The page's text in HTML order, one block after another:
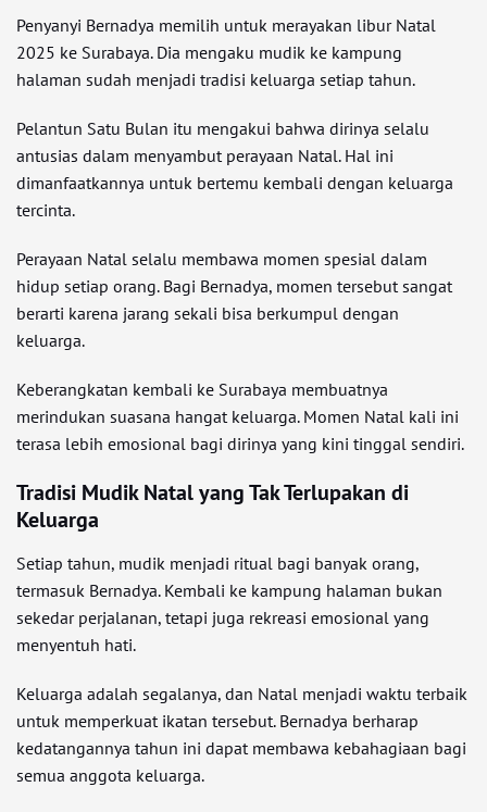
Penyanyi Bernadya memilih untuk merayakan libur Natal
2025 ke Surabaya. Dia mengaku mudik ke kampung
halaman sudah menjadi tradisi keluarga setiap tahun.
Pelantun Satu Bulan itu mengakui bahwa dirinya selalu
antusias dalam menyambut perayaan Natal. Hal ini
dimanfaatkannya untuk bertemu kembali dengan keluarga
tercinta.
Perayaan Natal selalu membawa momen spesial dalam
hidup setiap orang. Bagi Bernadya, momen tersebut sangat
berarti karena jarang sekali bisa berkumpul dengan
keluarga.
Keberangkatan kembali ke Surabaya membuatnya
merindukan suasana hangat keluarga. Momen Natal kali ini
terasa lebih emosional bagi dirinya yang kini tinggal sendiri.
Tradisi Mudik Natal yang Tak Terlupakan di
Keluarga
Setiap tahun, mudik menjadi ritual bagi banyak orang,
termasuk Bernadya. Kembali ke kampung halaman bukan
sekedar perjalanan, tetapi juga rekreasi emosional yang
menyentuh hati.
Keluarga adalah segalanya, dan Natal menjadi waktu terbaik
untuk memperkuat ikatan tersebut. Bernadya berharap
kedatangannya tahun ini dapat membawa kebahagiaan bagi
semua anggota keluarga.